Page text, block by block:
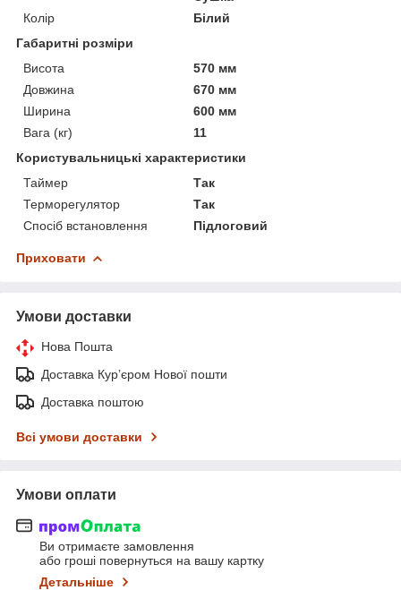
Колір
Білий
Габаритні розміри
Висота
570 мм
Довжина
670 мм
Ширина
600 мм
Вага (кг)
11
Користувальницькі характеристики
Таймер
Так
Терморегулятор
Так
Спосіб встановлення
Підлоговий
Приховати
Умови доставки
Нова Пошта
Доставка Курʼєром Нової пошти
Доставка поштою
Всі умови доставки
Умови оплати
Ви отримаєте замовлення
або гроші повернуться на вашу картку
Детальніше